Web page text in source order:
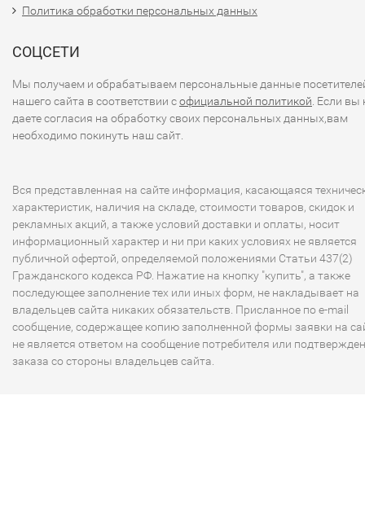
Политика обработки персональных данных
СОЦСЕТИ
Мы получаем и обрабатываем персональные данные
нашего сайта в соответствии софициальной политикой . Если вы
даете согласия на обработку своих персональных данных,вам
необходимо покинуть наш сайт.
Вся представленная на сайте информация, касающаяся
характеристик, наличия на складе, стоимости товаров, скидок и
рекламных акций, а также условий доставки и оплаты, носит
информационный характер и ни при каких условиях не является
публичной офертой, определяемой положениями Статьи 437(2)
Гражданского кодекса РФ. Нажатие на кнопку "купить", а также
последующее заполнение тех или иных форм, не накладывает на
владельцев сайта никаких обязательств. Присланное по e-mail
сообщение, содержащее копию заполненной формы заявки на
не является ответом на сообщение потребителя или
заказа со стороны владельцев сайта.